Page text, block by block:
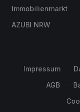
Immobilienmarkt
AZUBI NRW
Impressum
AGB